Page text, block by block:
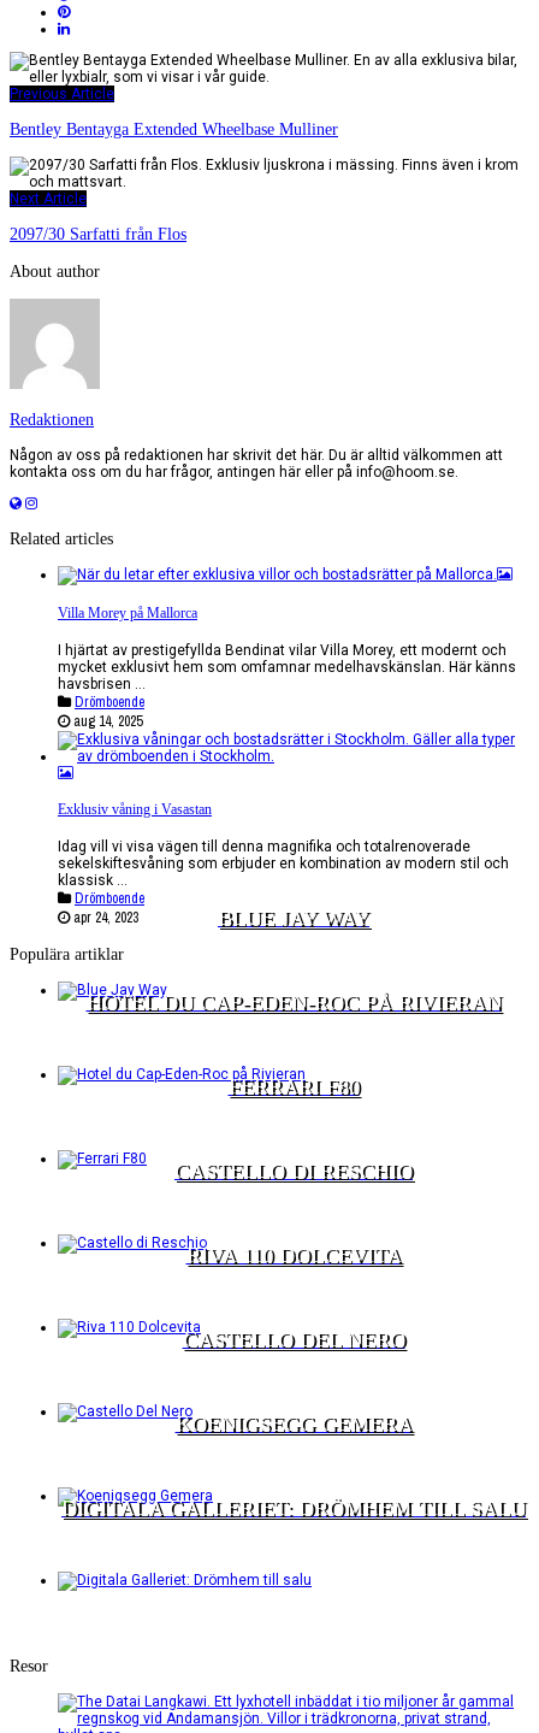
Previous Article
Bentley Bentayga Extended Wheelbase Mulliner
Next Article
2097/30 Sarfatti från Flos
About author
Redaktionen
Någon av oss på redaktionen har skrivit det här. Du är alltid välkommen att
kontakta oss om du har frågor, antingen här eller på info@hoom.se.
Related articles
Villa Morey på Mallorca
I hjärtat av prestigefyllda Bendinat vilar Villa Morey, ett modernt och
mycket exklusivt hem som omfamnar medelhavskänslan. Här känns
havsbrisen ...
Drömboende
aug 14, 2025
Exklusiv våning i Vasastan
Idag vill vi visa vägen till denna magnifika och totalrenoverade
sekelskiftesvåning som erbjuder en kombination av modern stil och
klassisk ...
Drömboende
apr 24, 2023
Populära artiklar
BLUE JAY WAY
HOTEL DU CAP-EDEN-ROC PÅ RIVIERAN
FERRARI F80
CASTELLO DI RESCHIO
RIVA 110 DOLCEVITA
CASTELLO DEL NERO
KOENIGSEGG GEMERA
DIGITALA GALLERIET: DRÖMHEM TILL SALU
Resor